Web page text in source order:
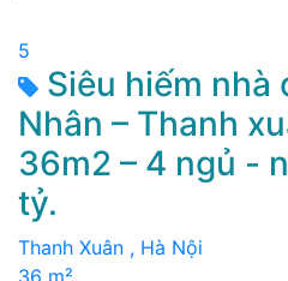
5
Siêu hiếm nhà
Nhân – Thanh
36m2 – 4 ngủ -
tỷ.
Thanh Xuân , Hà Nội
36 m²